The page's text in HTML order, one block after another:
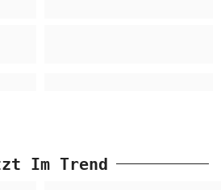
Im Trend